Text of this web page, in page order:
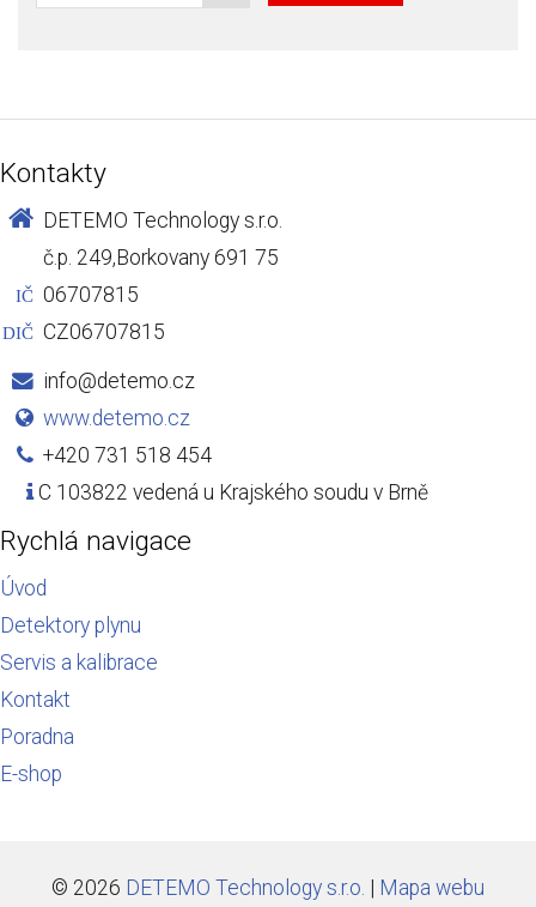
Kontakty
DETEMO Technology s.r.o.
č.p. 249,Borkovany 691 75
IČ 06707815
DIČ CZ06707815
info@detemo.cz
www.detemo.cz
+420 731 518 454
C 103822 vedená u Krajského soudu v Brně
Rychlá navigace
Úvod
Detektory plynu
Servis a kalibrace
Kontakt
Poradna
E-shop
© 2026 DETEMO Technology s.r.o. Mapa webu